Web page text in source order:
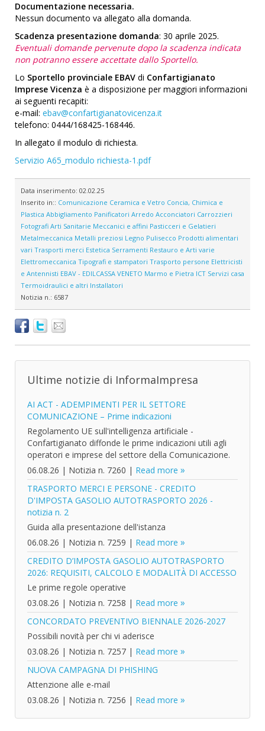
Documentazione necessaria.
Nessun documento va allegato alla domanda.
Scadenza presentazione domanda: 30 aprile 2025.
Eventuali domande pervenute dopo la scadenza indicata
non potranno essere accettate dallo Sportello.
Lo Sportello provinciale EBAV di Confartigianato
Imprese Vicenza è a disposizione per maggiori informazioni
ai seguenti recapiti:
e-mail: ebav@confartigianatovicenza.it
telefono: 0444/168425-168446.
In allegato il modulo di richiesta.
Servizio A65_modulo richiesta-1.pdf
Data inserimento: 02.02.25
Inserito in:: Comunicazione Ceramica e Vetro Concia, Chimica e
Plastica Abbigliamento Panificatori Arredo Acconciatori Carrozzieri
Fotografi Arti Sanitarie Meccanici e affini Pasticceri e Gelatieri
Metalmeccanica Metalli preziosi Legno Pulisecco Prodotti alimentari
vari Trasporti merci Estetica Serramenti Restauro e Arti varie
Elettromeccanica Tipografi e stampatori Trasporto persone Elettricisti
e Antennisti EBAV - EDILCASSA VENETO Marmo e Pietra ICT Servizi casa
Termoidraulici e altri Installatori
Notizia n.: 6587
Ultime notizie di InformaImpresa
AI ACT - ADEMPIMENTI PER IL SETTORE
COMUNICAZIONE – Prime indicazioni
Regolamento UE sull'intelligenza artificiale -
Confartigianato diffonde le prime indicazioni utili agli
operatori e imprese del settore della Comunicazione.
06.08.26 | Notizia n. 7260 | Read more
TRASPORTO MERCI E PERSONE - CREDITO
D'IMPOSTA GASOLIO AUTOTRASPORTO 2026 -
notizia n. 2
Guida alla presentazione dell'istanza
06.08.26 | Notizia n. 7259 | Read more
CREDITO D’IMPOSTA GASOLIO AUTOTRASPORTO
2026: REQUISITI, CALCOLO E MODALITÀ DI ACCESSO
Le prime regole operative
03.08.26 | Notizia n. 7258 | Read more
CONCORDATO PREVENTIVO BIENNALE 2026-2027
Possibili novità per chi vi aderisce
03.08.26 | Notizia n. 7257 | Read more
NUOVA CAMPAGNA DI PHISHING
Attenzione alle e-mail
03.08.26 | Notizia n. 7256 | Read more